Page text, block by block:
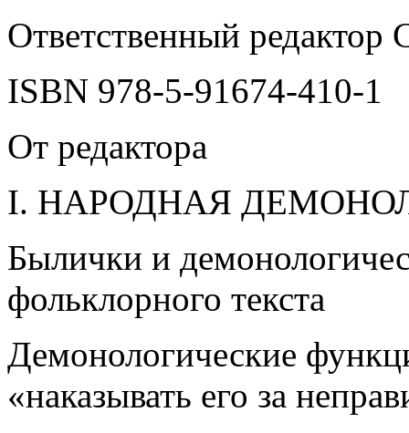
Ответственный редактор
ISBN 978-5-91674-410-1
От редактора
І. НАРОДНАЯ
Былички и
фольклорного текста
Демонологические
«наказывать его за